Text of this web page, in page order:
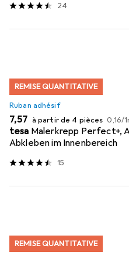
24
REMISE QUANTITATIVE
Ruban adhésif
EUR
7,57 à partir de 4 pièces EUR
0,16/
tesa Malerkrepp Perfect+,
Abkleben im Innenbereich
15
REMISE QUANTITATIVE